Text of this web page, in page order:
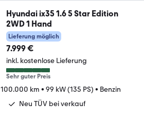
Hyundai ix35 1.6 5 Star Edition
2WD 1 Hand
Lieferung möglich
7.999 €
inkl. kostenlose Lieferung
Sehr guter Preis
100.000 km • 99 kW (135 PS) • Benzin
Neu TÜV bei verkauf